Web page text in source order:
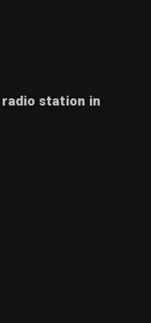
radio station in